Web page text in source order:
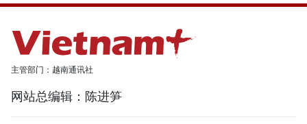
主管部门：越南通讯社
网站总编辑：陈进笋